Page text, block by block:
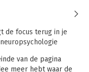
de focus terug in je
van de pagina
meer hebt waar de